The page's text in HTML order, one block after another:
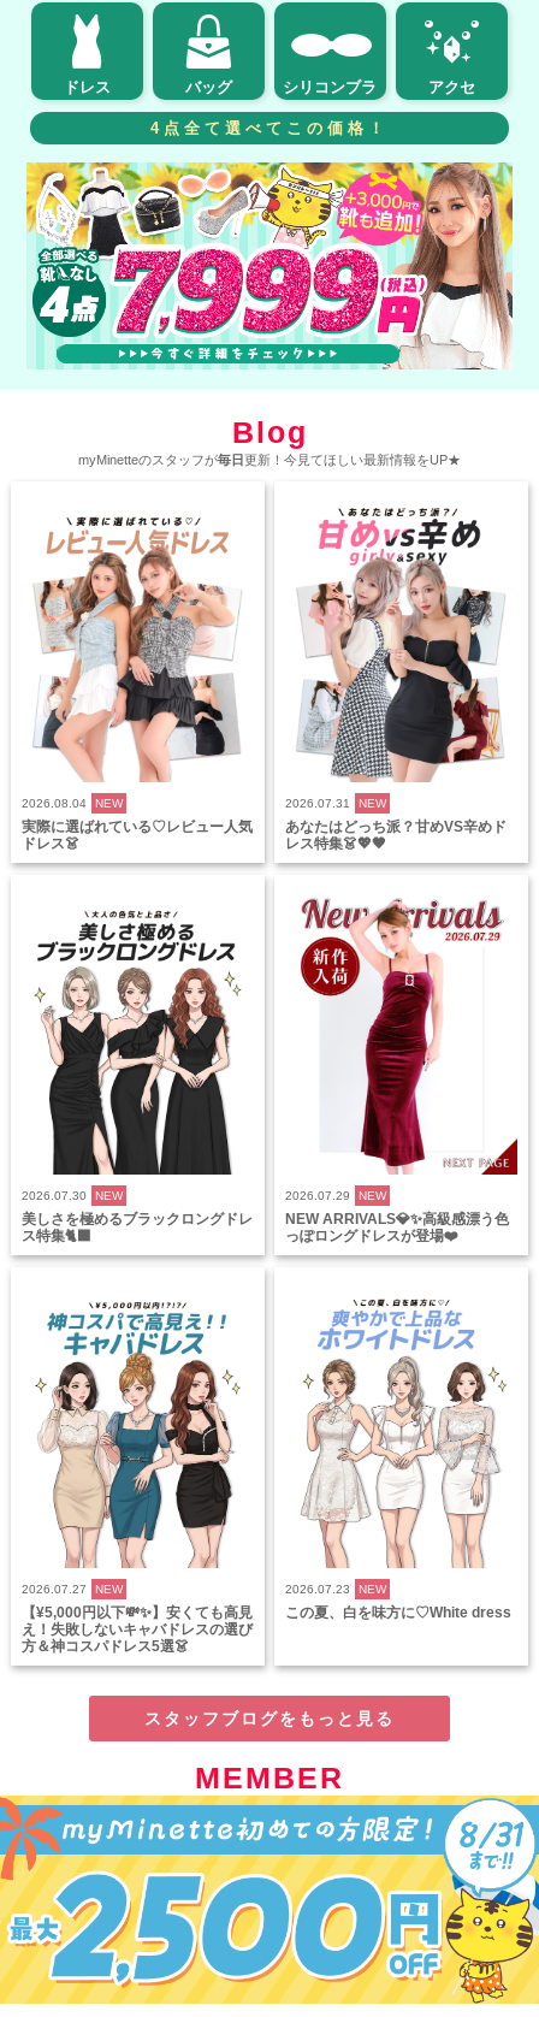
ドレス バッグ シリコンブラ アクセ
4点全て選べてこの価格！
Blog
myMinetteのスタッフが毎日更新！今見てほしい最新情報をUP★
2026.08.04 NEW
実際に選ばれている♡レビュー人気
ドレス👗
2026.07.31 NEW
あなたはどっち派？甘めVS辛めド
レス特集👗💖🖤
2026.07.30 NEW
美しさを極めるブラックロングドレ
ス特集🐈‍⬛
2026.07.29 NEW
NEW ARRIVALS💎✨高級感漂う色
っぽロングドレスが登場❤️
2026.07.27 NEW
【¥5,000円以下💸✨】安くても高見
え！失敗しないキャバドレスの選び
方＆神コスパドレス5選👗
2026.07.23 NEW
この夏、白を味方に♡White dress
スタッフブログをもっと見る
MEMBER